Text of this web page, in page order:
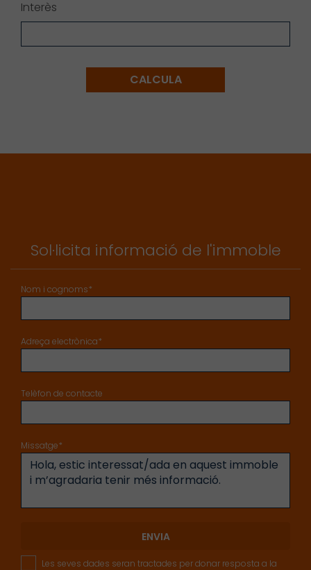
Interès
CALCULA
Sol·licita informació de l'immoble
Nom i cognoms*
Adreça electrònica*
Telèfon de contacte
Missatge*
ENVIA
Les seves dades seran tractades per donar resposta a la